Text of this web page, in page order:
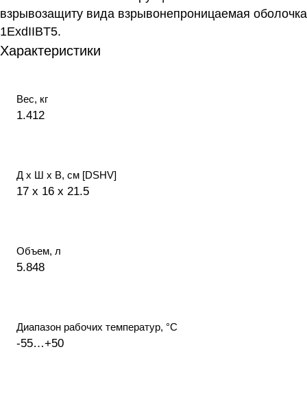
взрывозащиту вида взрывонепроницаемая оболочка
1ExdIIBT5.
Характеристики
Вес, кг
1.412
Д х Ш х В, см [DSHV]
17 x 16 x 21.5
Объем, л
5.848
Диапазон рабочих температур, °С
-55…+50